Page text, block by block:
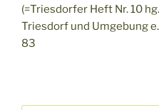
(=Triesdorfer Heft Nr. 10
Triesdorf und Umgebung
83